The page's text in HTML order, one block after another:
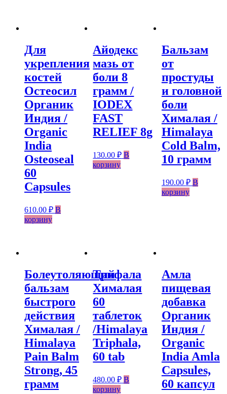
Для
укрепления
костей
Остеосил
Органик
Индия /
Organic
India
Osteoseal
60
Capsules
610.00 ₽ В
корзину
Айодекс
мазь от
боли 8
грамм /
IODEX
FAST
RELIEF 8g
130.00₽ В
корзину
Бальзам
от
простуды
и головной
боли
Хималая /
Himalaya
Cold Balm,
10 грамм
190.00 ₽ В
корзину
Болеутоляющий
бальзам
быстрого
действия
Хималая /
Himalaya
Pain Balm
Strong, 45
грамм
Трифала
Хималая
60
таблеток
/Himalaya
Triphala,
60 tab
480.00₽ В
корзину
Амла
пищевая
добавка
Органик
Индия /
Organic
India Amla
Capsules,
60 капсул